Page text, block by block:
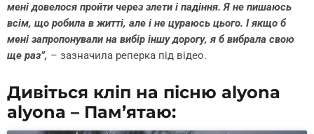
мені довелося пройти через злети і падіння. Я не пишаюсь
всім, що робила в житті, але і не цураюсь цього. І якщо б
мені запропонували на вибір іншу дорогу, я б вибрала свою
ще раз”, – зазначила реперка під відео.
Дивіться кліп на пісню alyona
alyona – Пам’ятаю: